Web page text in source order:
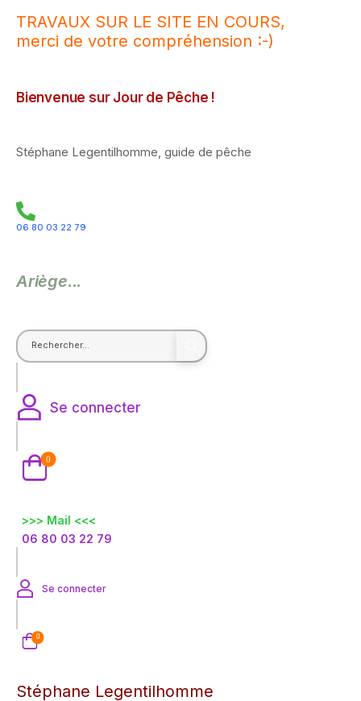
TRAVAUX SUR LE SITE EN COURS,
merci de votre compréhension :-)
Bienvenue sur Jour de Pêche !
Stéphane Legentilhomme, guide de pêche
06 80 03 22 79
Ariège...
Se connecter
0
>>> Mail <<<
06 80 03 22 79
Se connecter
0
Stéphane Legentilhomme